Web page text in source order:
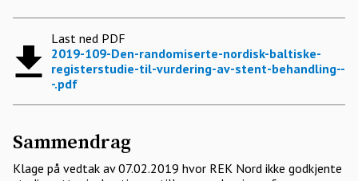
Last ned PDF
2019-109-Den-randomiserte-nordisk-baltiske-
registerstudie-til-vurdering-av-stent-behandling--
-.pdf
Sammendrag
Klage på vedtak av 07.02.2019 hvor REK Nord ikke godkjente